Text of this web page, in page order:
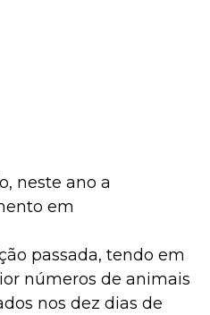
neste ano a
em
passada, tendo em
números de animais
nos dez dias de